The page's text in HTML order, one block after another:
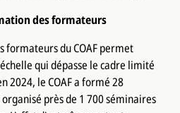
des formateurs
formateurs du COAF permet
qui dépasse le cadre limité
2024, le COAF a formé 28
près de 1 700 séminaires